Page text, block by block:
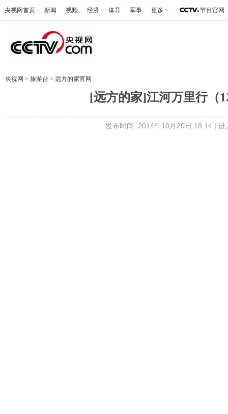
央视网首页 新闻 视频 经济 体育 军事 更多 节目官网
央视网 > 旅游台 > 远方的家官网
[远方的家]江河万里行
发布时间: 2014年10月20日 18:14 | 进